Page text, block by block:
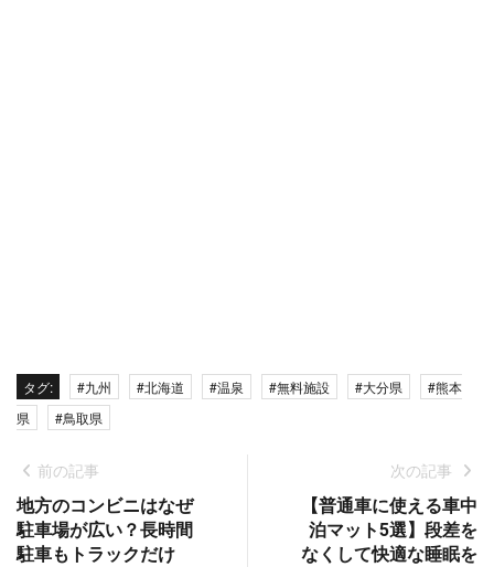
タグ: #九州 #北海道 #温泉 #無料施設 #大分県
#熊本
県
#鳥取県
前の記事
地方のコンビニはなぜ
駐車場が広い？長時間
駐車もトラックだけ
次の記事
【普通車に使える車中
泊マット5選】段差を
なくして快適な睡眠を